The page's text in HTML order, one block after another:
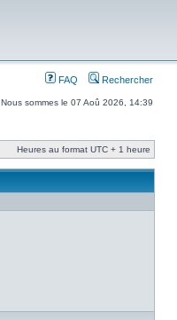
FAQ Rechercher
Nous sommes le 07 Aoû 2026, 14:39
Heures au format UTC + 1 heure